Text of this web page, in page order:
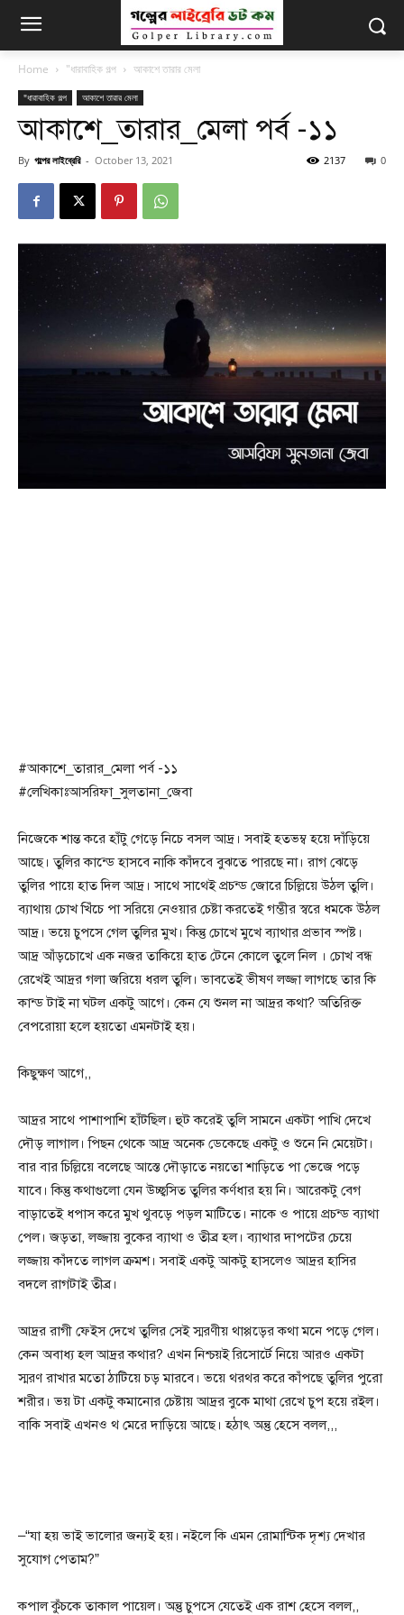
Home "ধারাবাহিক গল্প আকাশে তারার মেলা
"ধারাবাহিক গল্প আকাশে তারার মেলা
আকাশে_তারার_মেলা পর্ব -১১
By গল্পের লাইব্রেরি - October 13, 2021 0
2137
#আকাশে_তারার_মেলা পর্ব -১১
#লেখিকাঃআসরিফা_সুলতানা_জেবা
নিজেকে শান্ত করে হাঁটু গেড়ে নিচে বসল আদ্র। সবাই হতভম্ব হয়ে দাঁড়িয়ে
আছে। তুলির কান্ডে হাসবে নাকি কাঁদবে বুঝতে পারছে না। রাগ ঝেড়ে
তুলির পায়ে হাত দিল আদ্র। সাথে সাথেই প্রচন্ড জোরে চিল্লিয়ে উঠল তুলি।
ব্যাথায় চোখ খিঁচে পা সরিয়ে নেওয়ার চেষ্টা করতেই গম্ভীর স্বরে ধমকে উঠল
আদ্র। ভয়ে চুপসে গেল তুলির মুখ। কিন্তু চোখে মুখে ব্যাথার প্রভাব স্পষ্ট।
আদ্র আঁড়চোখে এক নজর তাকিয়ে হাত টেনে কোলে তুলে নিল । চোখ বন্ধ
রেখেই আদ্রর গলা জরিয়ে ধরল তুলি। ভাবতেই ভীষণ লজ্জা লাগছে তার কি
কান্ড টাই না ঘটল একটু আগে। কেন যে শুনল না আদ্রর কথা? অতিরিক্ত
বেপরোয়া হলে হয়তো এমনটাই হয়।
কিছুক্ষণ আগে,,
আদ্রর সাথে পাশাপাশি হাঁটছিল। হুট করেই তুলি সামনে একটা পাখি দেখে
দৌড় লাগাল। পিছন থেকে আদ্র অনেক ডেকেছে একটু ও শুনে নি মেয়েটা।
বার বার চিল্লিয়ে বলেছে আস্তে দৌড়াতে নয়তো শাড়িতে পা ভেজে পড়ে
যাবে। কিন্তু কথাগুলো যেন উচ্ছ্বসিত তুলির কর্ণধার হয় নি। আরেকটু বেগ
বাড়াতেই ধপাস করে মুখ থুবড়ে পড়ল মাটিতে। নাকে ও পায়ে প্রচন্ড ব্যাথা
পেল। জড়তা, লজ্জায় বুকের ব্যাথা ও তীব্র হল। ব্যাথার দাপটের চেয়ে
লজ্জায় কাঁদতে লাগল ক্রমশ। সবাই একটু আকটু হাসলেও আদ্রর হাসির
বদলে রাগটাই তীব্র।
আদ্রর রাগী ফেইস দেখে তুলির সেই স্মরণীয় থাপ্পড়ের কথা মনে পড়ে গেল।
কেন অবাধ্য হল আদ্রর কথার? এখন নিশ্চয়ই রিসোর্টে নিয়ে আরও একটা
স্মরণ রাখার মতো ঠাটিয়ে চড় মারবে। ভয়ে থরথর করে কাঁপছে তুলির পুরো
শরীর। ভয় টা একটু কমানোর চেষ্টায় আদ্রর বুকে মাথা রেখে চুপ হয়ে রইল।
বাকি সবাই এখনও থ মেরে দাড়িয়ে আছে। হঠাৎ অন্তু হেসে বলল,,,
–“যা হয় ভাই ভালোর জন্যই হয়। নইলে কি এমন রোমান্টিক দৃশ্য দেখার
সুযোগ পেতাম?”
কপাল কুঁচকে তাকাল পায়েল। অন্তু চুপসে যেতেই এক রাশ হেসে বলল,,